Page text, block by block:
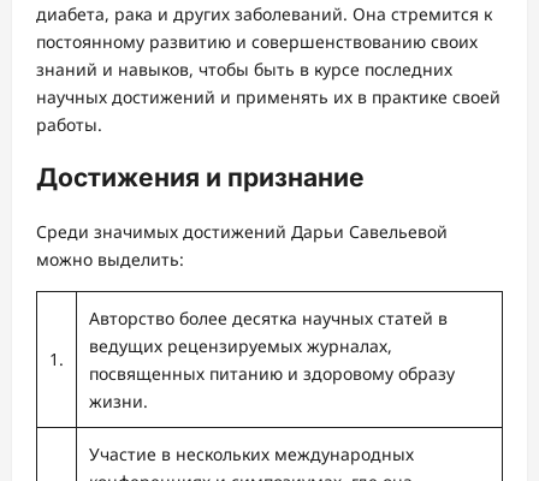
диабета, рака и других заболеваний. Она стремится к
постоянному развитию и совершенствованию своих
знаний и навыков, чтобы быть в курсе последних
научных достижений и применять их в практике своей
работы.
Достижения и признание
Среди значимых достижений Дарьи Савельевой
можно выделить:
1.
Авторство более десятка научных статей в
ведущих рецензируемых журналах,
посвященных питанию и здоровому образу
жизни.
Участие в нескольких международных